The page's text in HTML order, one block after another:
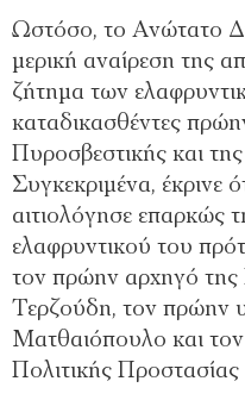
Ωστόσο, το Ανώτατο
μερική αναίρεση της
ζήτημα των
καταδικασθέντες
Πυροσβεστικής και
Συγκεκριμένα, έκρινε
αιτιολόγησε επαρκώς
ελαφρυντικού του
τον πρώην αρχηγό
Τερζούδη, τον πρώην
Ματθαιόπουλο και
Πολιτικής